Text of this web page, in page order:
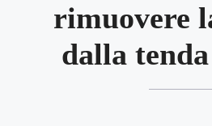
rimuovere
dalla